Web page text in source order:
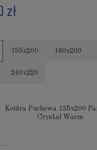
zł
155x200 180x200
240x220
Kołdra Puchowa 135x200
Crystal Warm